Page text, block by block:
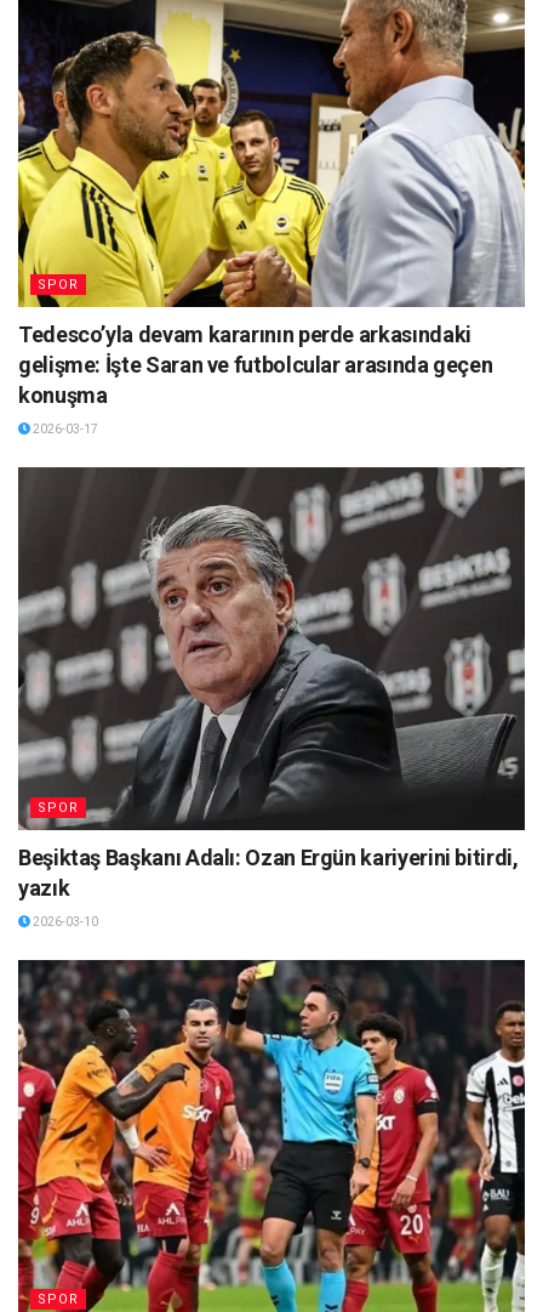
SPOR
Tedesco’yla devam kararının perde arkasındaki
gelişme: İşte Saran ve futbolcular arasında geçen
konuşma
2026-03-17
SPOR
Beşiktaş Başkanı Adalı: Ozan Ergün kariyerini bitirdi,
yazık
2026-03-10
SPOR